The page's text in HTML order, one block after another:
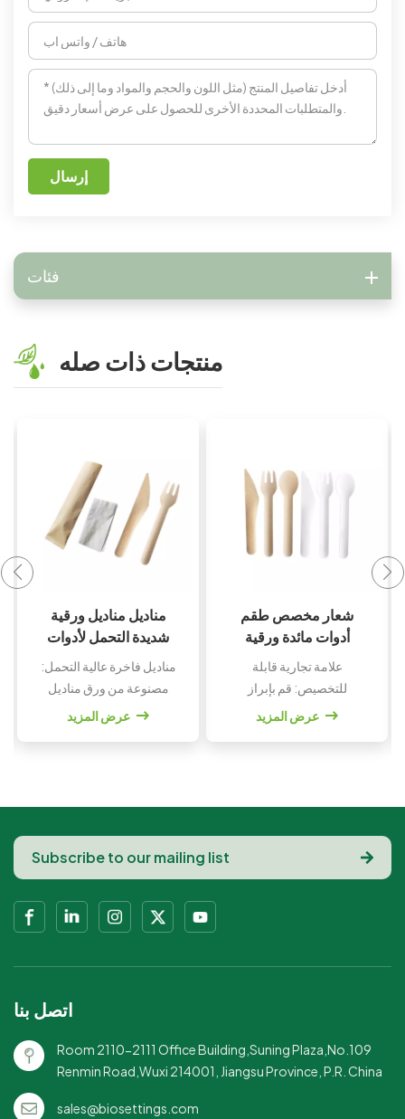
إرسال
فئات
منتجات ذات صله
مناديل مناديل ورقية
شديدة التحمل لأدوات
المائدة مجموعة أدوات
مائدة مخصصة شعار
حزمة شوكة سكين
مناديل فاخرة عالية التحمل:
مصنوعة من ورق مناديل
متين وعالي الجودة لضمان
واحترافية.تغليف أدوات
المائدة المريحة: تتضمن
المناديل المقترنة بشكل
مثالي مع مجموعات
السكاكين والشوكة من أجل
للبيئة: مصنوعة من ورق
للتحلل البيولوجي لتقليل
وماص: لطيف على اليدين
وفعال في تنظيف
عرض المزيد
شعار مخصص طقم
أدوات مائدة ورقية
ملفوفة بشكل فردي
للحفلات
علامة تجارية قابلة
للتخصيص: قم بإبراز
شعارك على كل مجموعة
النظافة والسلامة
للضيوف.مواد صديقة للبيئة:
مصنوعة من مواد قابلة
المائدة الكاملة: تتضمن
تناول الطعام خارج
المنزل.متين وموثوق:
عرض المزيد
اتصل بنا
Room 2110-2111 Office Building,Suning Plaza,No.109
Renmin Road,Wuxi 214001, Jiangsu Province, P.R. China
sales@biosettings.com